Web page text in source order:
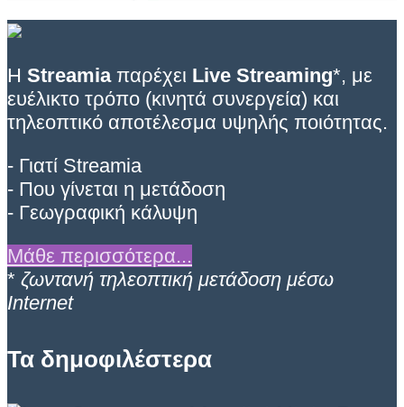
Η Streamiaπαρέχει Live Streaming*, με
ευέλικτο τρόπο (κινητά συνεργεία) και
τηλεοπτικό αποτέλεσμα υψηλής ποιότητας.
- Γιατί Streamia
- Που γίνεται η μετάδοση
- Γεωγραφική κάλυψη
Μάθε περισσότερα...
* ζωντανή τηλεοπτική μετάδοση μέσω
Internet
Τα δημοφιλέστερα